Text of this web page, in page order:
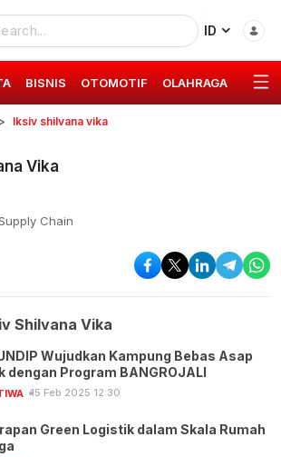
ID
BISNIS OTOMOTIF OLAHRAGA GAYA
Iksiv shilvana vika
Vika
Chain
Shilvana Vika
Wujudkan Kampung Bebas Asap
dengan Program BANGROJALI
15 Feb 2025 12:30
Green Logistik dalam Skala Rumah